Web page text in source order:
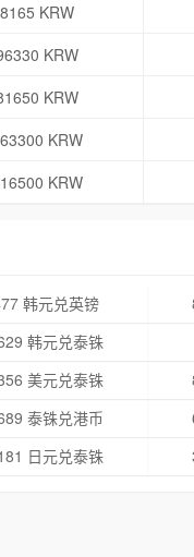
KRW
KRW
KRW
KRW
KRW
韩元兑英镑
韩元兑泰铢
美元兑泰铢
泰铢兑港币
日元兑泰铢